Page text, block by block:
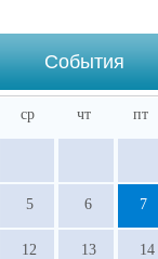
События
ср чт пт
5 6 7
12 13 14